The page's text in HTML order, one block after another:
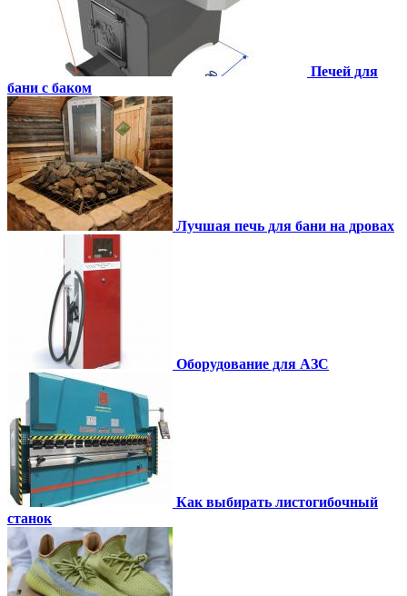
Печей для
бани с баком
Лучшая печь для бани на дровах
Оборудование для АЗС
Как выбирать листогибочный
станок